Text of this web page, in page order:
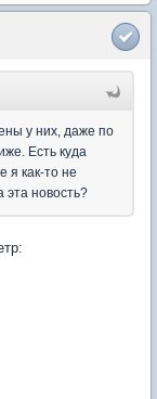
у них, даже по
Есть куда
я как-то не
эта новость?